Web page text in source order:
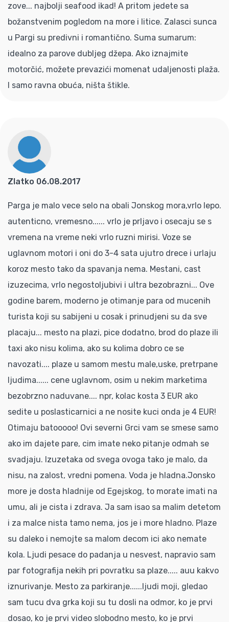
zove... najbolji seafood ikad! A pritom jedete sa
božanstvenim pogledom na more i litice. Zalasci sunca
u Pargi su predivni i romantično. Suma sumarum:
idealno za parove dubljeg džepa. Ako iznajmite
motorčić, možete prevazići momenat udaljenosti plaža.
I samo ravna obuća, ništa štikle.
Zlatko 06.08.2017
Parga je malo vece selo na obali Jonskog mora,vrlo lepo.
autenticno, vremesno...... vrlo je prljavo i osecaju se s
vremena na vreme neki vrlo ruzni mirisi. Voze se
uglavnom motori i oni do 3-4 sata ujutro drece i urlaju
koroz mesto tako da spavanja nema. Mestani, cast
izuzecima, vrlo negostoljubivi i ultra bezobrazni... Ove
godine barem, moderno je otimanje para od mucenih
turista koji su sabijeni u cosak i prinudjeni su da sve
placaju... mesto na plazi, pice dodatno, brod do plaze ili
taxi ako nisu kolima, ako su kolima dobro ce se
navozati.... plaze u samom mestu male,uske, pretrpane
ljudima...... cene uglavnom, osim u nekim marketima
bezobrzno naduvane.... npr, kolac kosta 3 EUR ako
sedite u poslasticarnici a ne nosite kuci onda je 4 EUR!
Otimaju batooooo! Ovi severni Grci vam se smese samo
ako im dajete pare, cim imate neko pitanje odmah se
svadjaju. Izuzetaka od svega ovoga tako je malo, da
nisu, na zalost, vredni pomena. Voda je hladna.Jonsko
more je dosta hladnije od Egejskog, to morate imati na
umu, ali je cista i zdrava. Ja sam isao sa malim detetom
i za malce nista tamo nema, jos je i more hladno. Plaze
su daleko i nemojte sa malom decom ici ako nemate
kola. Ljudi pesace do padanja u nesvest, napravio sam
par fotografija nekih pri povratku sa plaze..... auu kakvo
iznurivanje. Mesto za parkiranje......ljudi moji, gledao
sam tucu dva grka koji su tu dosli na odmor, ko je prvi
dosao, ko je prvi video slobodno mesto, ko je prvi